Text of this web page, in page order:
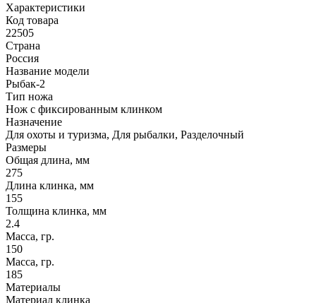
Характеристики
Код товара
22505
Страна
Россия
Название модели
Рыбак-2
Тип ножа
Нож с фиксированным клинком
Назначение
Для охоты и туризма, Для рыбалки, Разделочный
Размеры
Общая длина, мм
275
Длина клинка, мм
155
Толщина клинка, мм
2.4
Масса, гр.
150
Масса, гр.
185
Материалы
Материал клинка